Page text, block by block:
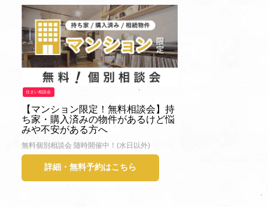
住まい相談会
【マンション限定！無料相談会】持
ち家・購入済みの物件があるけど悩
みや不安がある方へ
無料個別相談会 随時開催中！(水日以外)
詳細・無料予約はこちら